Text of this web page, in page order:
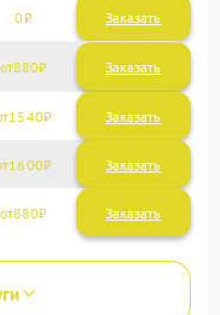
0 Заказать
880
1540
1600
880